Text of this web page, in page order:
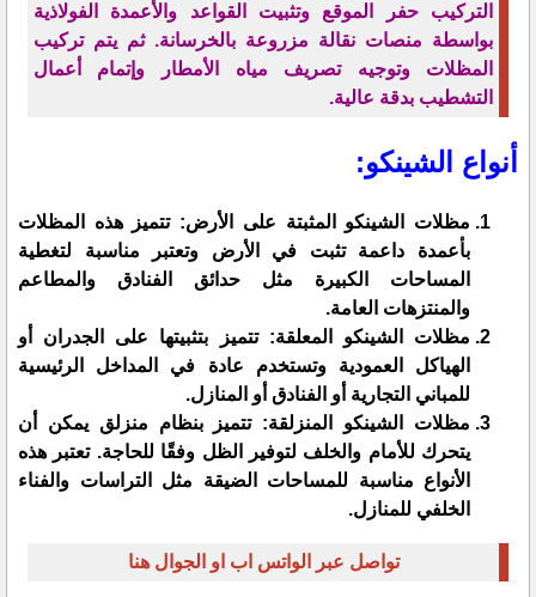
التركيب حفر الموقع وتثبيت القواعد والأعمدة الفولاذية
بواسطة منصات نقالة مزروعة بالخرسانة. ثم يتم تركيب
المظلات وتوجيه تصريف مياه الأمطار وإتمام أعمال
التشطيب بدقة عالية.
أنواع الشينكو:
مظلات الشينكو المثبتة على الأرض: تتميز هذه المظلات
بأعمدة داعمة تثبت في الأرض وتعتبر مناسبة لتغطية
المساحات الكبيرة مثل حدائق الفنادق والمطاعم
والمنتزهات العامة.
مظلات الشينكو المعلقة: تتميز بتثبيتها على الجدران أو
الهياكل العمودية وتستخدم عادة في المداخل الرئيسية
للمباني التجارية أو الفنادق أو المنازل.
مظلات الشينكو المنزلقة: تتميز بنظام منزلق يمكن أن
يتحرك للأمام والخلف لتوفير الظل وفقًا للحاجة. تعتبر هذه
الأنواع مناسبة للمساحات الضيقة مثل التراسات والفناء
الخلفي للمنازل.
تواصل عبر الواتس اب او الجوال هنا